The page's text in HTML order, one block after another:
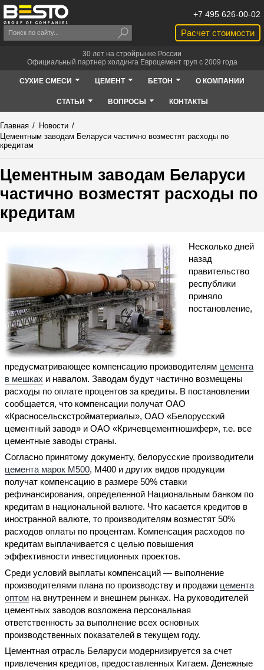
Расчет стоимости
+7 495 626-00-02
30 лет на стройрынке России
Официальный партнер холдинга Евроцемент груп с 2009 года
СУХИЕ СМЕСИ ЦЕМЕНТ БЕТОН О КОМПАНИИ
СТАТЬИ ВОПРОСЫ КОНТАКТЫ
Главная / Новости /
Цементным заводам Беларуси частично возместят расходы по
кредитам
Цементным заводам Беларуси
частично возместят расходы по
кредитам
Несколько дней
назад
правительство
республики
приняло
постановление,
предусматривающее компенсацию производителям цемента
в мешках и навалом. Заводам будут частично возмещены
расходы по оплате процентов за кредиты. В постановлении
сообщается, что компенсации получат ОАО
«Красносельскстройматериалы», OAO «Белорусский
цементный завод» и OAO «Кричевцементношифер», т.е. все
цементные заводы страны.
Согласно принятому документу, белорусские производители
цемента марок М500, М400 и других видов продукции
получат компенсацию в размере 50% ставки
рефинансирования, определенной Национальным банком по
кредитам в национальной валюте. Что касается кредитов в
иностранной валюте, то производителям возместят 50%
расходов оплаты по процентам. Компенсация расходов по
кредитам выплачивается с целью повышения
эффективности инвестиционных проектов.
Среди условий выплаты компенсаций — выполнение
производителями плана по производству и продажи цемента
оптом на внутреннем и внешнем рынках. На руководителей
цементных заводов возложена персональная
ответственность за выполнение всех основных
производственных показателей в текущем году.
Цементная отрасль Беларуси модернизируется за счет
привлечения кредитов, предоставленных Китаем. Денежные